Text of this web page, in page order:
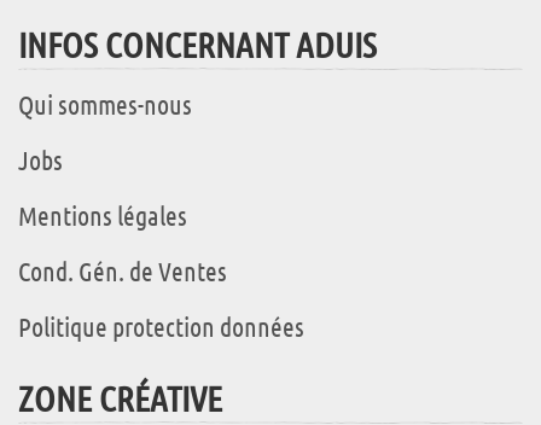
INFOS CONCERNANT ADUIS
Qui sommes-nous
Jobs
Mentions légales
Cond. Gén. de Ventes
Politique protection données
ZONE CRÉATIVE